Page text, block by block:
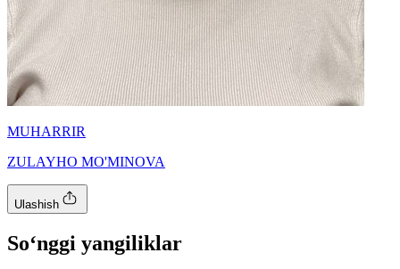
MUHARRIR
ZULAYHO MO'MINOVA
Ulashish
So‘nggi yangiliklar